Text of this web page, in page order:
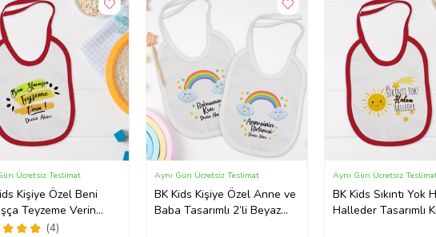
Kişiye Özel Beni
Teyzeme Verin
Kırmızı Bebek
(4)
Ücretsiz Teslimat
BK Kids Kişiye Özel Anne ve
Baba Tasarımlı 2’li Beyaz
Aynı Gün Ücretsiz Teslimat
BK Kids Sıkıntı Yok
Halleder Tasarımlı
Aynı Gün Ücretsiz